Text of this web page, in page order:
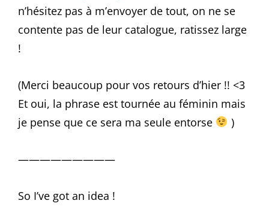
n’hésitez pas à m’envoyer de tout, on ne se
contente pas de leur catalogue, ratissez large
!
(Merci beaucoup pour vos retours d’hier !! <3
Et oui, la phrase est tournée au féminin mais
je pense que ce sera ma seule entorse
)
—————————
So I’ve got an idea !